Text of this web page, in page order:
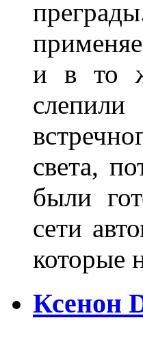
и в то
слепили
света,
были
сети
которые
Ксенон